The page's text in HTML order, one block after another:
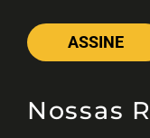
ASSINE
Nossas